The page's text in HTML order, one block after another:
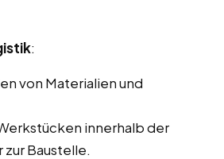
:
von Materialien und
innerhalb der
Baustelle.